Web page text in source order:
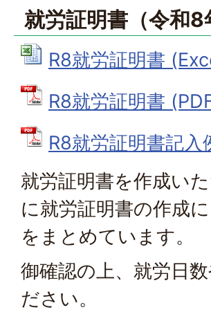
就労証明書（令和8
R8就労証明書
R8就労証明書
R8就労証明書記
就労証明書を作成い
に就労証明書の作成
をまとめています。
御確認の上、就労日
ださい。